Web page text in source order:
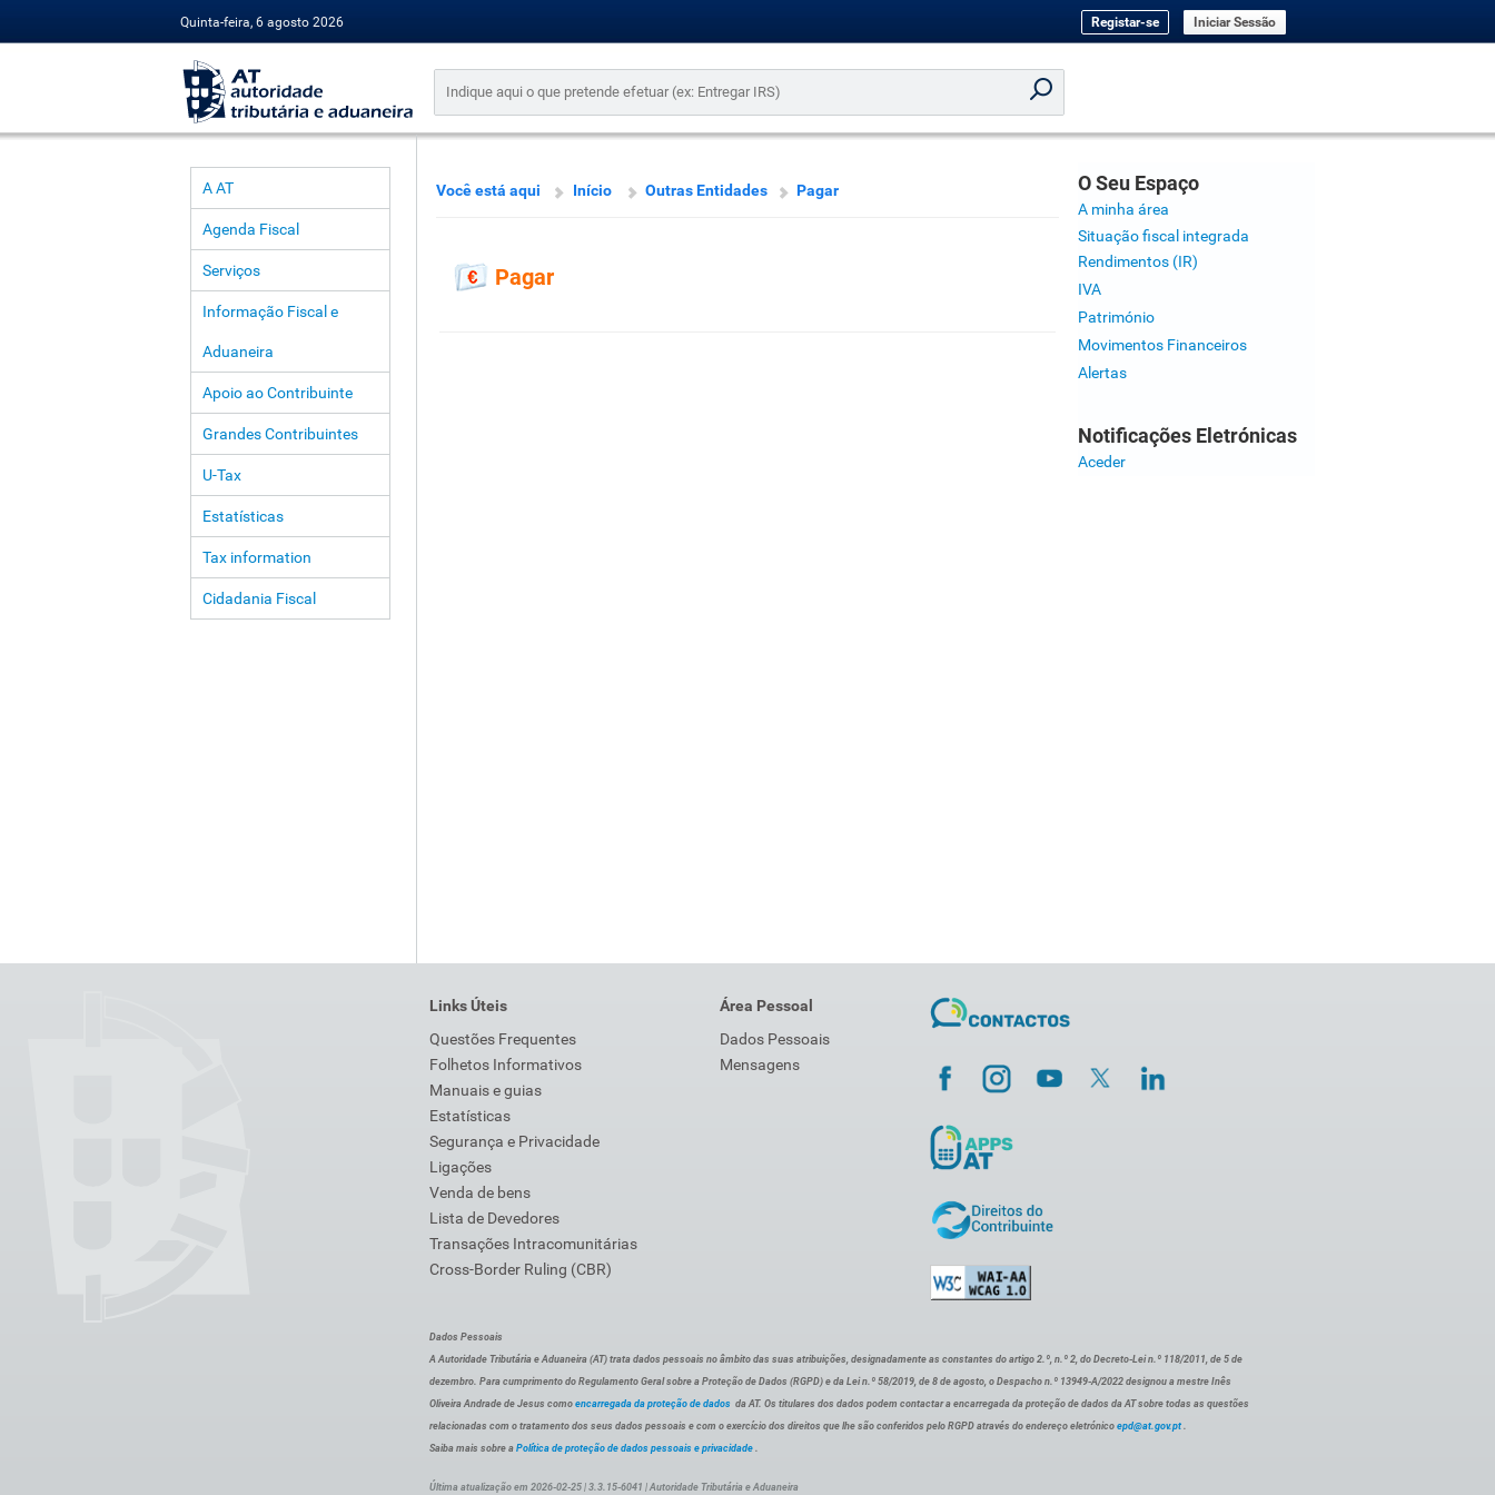
Quinta-feira, 6 agosto 2026 Registar-se Iniciar Sessão
A AT
Agenda Fiscal
Serviços
Informação Fiscal e
Aduaneira
Apoio ao Contribuinte
Grandes Contribuintes
U-Tax
Estatísticas
Tax information
Cidadania Fiscal
Você está aqui Início Outras Entidades Pagar
Pagar
O Seu Espaço
A minha área
Situação fiscal integrada
Rendimentos (IR)
IVA
Património
Movimentos Financeiros
Alertas
Notificações Eletrónicas
Aceder
Links Úteis
Questões Frequentes
Folhetos Informativos
Manuais e guias
Estatísticas
Segurança e Privacidade
Ligações
Venda de bens
Lista de Devedores
Transações Intracomunitárias
Cross-Border Ruling (CBR)
Área Pessoal
Dados Pessoais
Mensagens
Dados Pessoais
A Autoridade Tributária e Aduaneira (AT) trata dados pessoais no âmbito das suas atribuições, designadamente as constantes do artigo 2.º, n.º 2, do Decreto-Lei n.º 118/2011, de 5 de
dezembro. Para cumprimento do Regulamento Geral sobre a Proteção de Dados (RGPD) e da Lei n.º 58/2019, de 8 de agosto, o Despacho n.º 13949-A/2022 designou a mestre Inês
Oliveira Andrade de Jesus como encarregada da proteção de dados da AT. Os titulares dos dados podem contactar a encarregada da proteção de dados da AT sobre todas as questões
relacionadas com o tratamento dos seus dados pessoais e com o exercício dos direitos que lhe são conferidos pelo RGPD através do endereço eletrónico epd@at.gov.pt .
Saiba mais sobre a Política de proteção de dados pessoais e privacidade .
Última atualização em 2026-02-25 | 3.3.15-6041 | Autoridade Tributária e Aduaneira